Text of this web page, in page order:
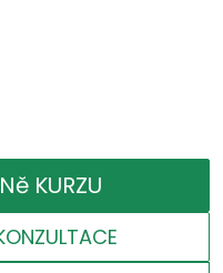
KURZU